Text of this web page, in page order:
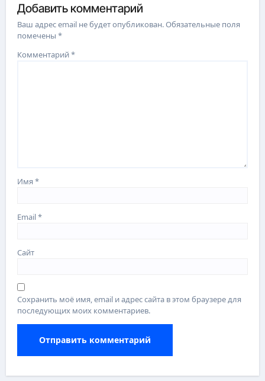
Добавить комментарий
Ваш адрес email не будет опубликован.Обязательные поля
помечены*
Комментарий*
Имя*
Email*
Сайт
Сохранить моё имя, email и адрес сайта в этом браузере для
последующих моих комментариев.